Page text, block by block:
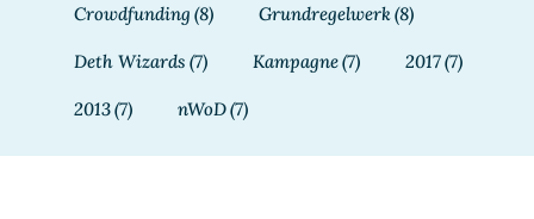
Crowdfunding (8) Grundregelwerk(8)
Deth Wizards (7) Kampagne(7) 2017(7)
2013(7) nWoD(7)